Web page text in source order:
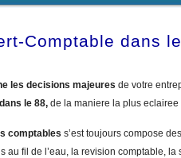
Comptable dans
les decisions majeures de votre
le 88, de la maniere la plus
comptables s’est toujours compose
au fil de l’eau, la revision comptable, la